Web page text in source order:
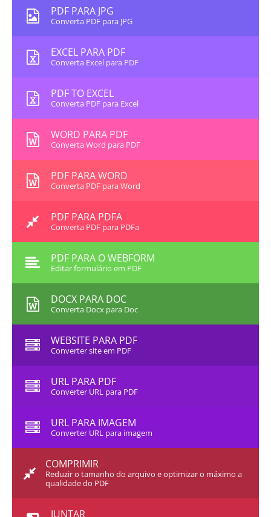
PDF PARA JPG
Converta PDF para JPG
EXCEL PARA PDF
Converta Excel para PDF
PDF TO EXCEL
Converta PDF para Excel
WORD PARA PDF
Converta Word para PDF
PDF PARA WORD
Converta PDF para Word
PDF PARA PDFA
Converta PDF para PDFa
PDF PARA O WEBFORM
Editar formulário em PDF
DOCX PARA DOC
Converta Docx para Doc
WEBSITE PARA PDF
Converter site em PDF
URL PARA PDF
Converter URL para PDF
URL PARA IMAGEM
Converter URL para imagem
COMPRIMIR
Reduzir o tamanho do arquivo e optimizar o máximo a
qualidade do PDF
JUNTAR